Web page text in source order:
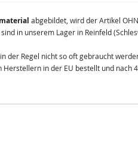
abgebildet, wird der Artikel
in unserem Lager in Reinfeld
der Regel nicht so oft gebraucht
Herstellern in der EU bestellt und nach